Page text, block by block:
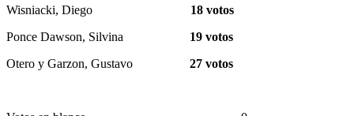
Wisniacki, Diego
18 votos
Ponce Dawson, Silvina
19 votos
Otero y Garzon, Gustavo
27 votos